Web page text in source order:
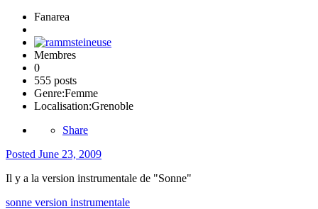
Fanarea
Membres
0
555 posts
Genre:Femme
Localisation:Grenoble
Share
Posted June 23, 2009
Il y a la version instrumentale de "Sonne"
sonne version instrumentale